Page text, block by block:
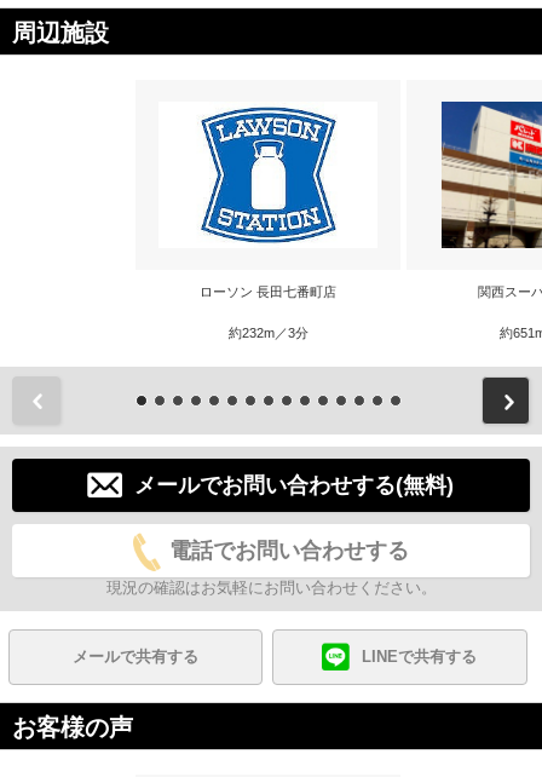
周辺施設
ローソン 長田七番町店
約232m／3分
関西スー
約
メールでお問い合わせする(無料)
電話でお問い合わせする
現況の確認はお気軽にお問い合わせください。
メールで共有する LINEで共有する
お客様の声